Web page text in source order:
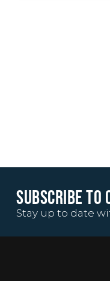
SUBSCRIBE TO
Stay up to date